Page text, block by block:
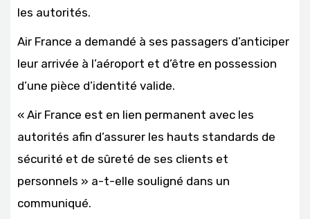
les autorités.
Air France a demandé à ses passagers d’anticiper
leur arrivée à l’aéroport et d’être en possession
d’une pièce d’identité valide.
« Air France est en lien permanent avec les
autorités afin d’assurer les hauts standards de
sécurité et de sûreté de ses clients et
personnels » a-t-elle souligné dans un
communiqué.